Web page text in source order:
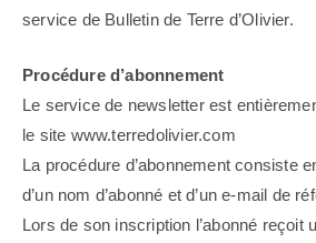
service de Bulletin de Terre d’Olivier.
Procédure d’abonnement
Le service de newsletter est
le site www.terredolivier.com
La procédure d’abonnement consiste
d’un nom d’abonné et d’un e-mail de
Lors de son inscription l’abonné reçoit